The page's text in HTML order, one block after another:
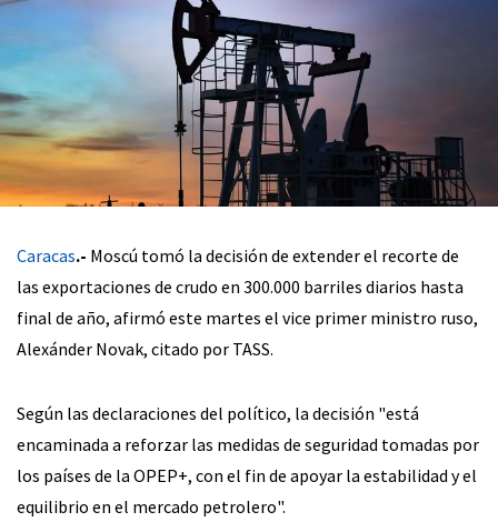
Caracas.- Moscú tomó la decisión de extender el recorte de
las exportaciones de crudo en 300.000 barriles diarios hasta
final de año, afirmó este martes el vice primer ministro ruso,
Alexánder Novak, citado por TASS.
Según las declaraciones del político, la decisión "está
encaminada a reforzar las medidas de seguridad tomadas por
los países de la OPEP+, con el fin de apoyar la estabilidad y el
equilibrio en el mercado petrolero".